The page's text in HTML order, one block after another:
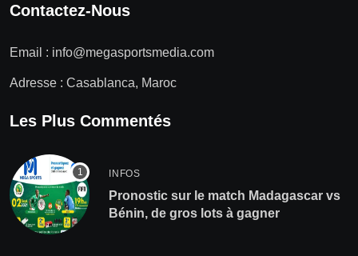
Contactez-Nous
Email : info@megasportsmedia.com
Adresse : Casablanca, Maroc
Les Plus Commentés
INFOS
Pronostic sur le match Madagascar vs
Bénin, de gros lots à gagner